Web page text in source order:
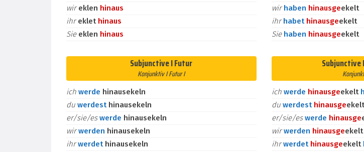
wireklen hinaus
ihreklet hinaus
Sie eklen hinaus
wirhaben hinausgeekelt
ihrhabet hinausgeekelt
Sie haben hinausgeekelt
Subjunctive I Futur
Konjunktiv I Futur I
ich werde hinausekeln
du werdest hinausekeln
er/sie/eswerde hinausekeln
wirwerden hinausekeln
ihrwerdet hinausekeln
ich werde hinausgeekelt
du werdest hinausge
er/sie/eswerde hinausge
wirwerden hinausgeekelt
ihrwerdet hinausgeekelt